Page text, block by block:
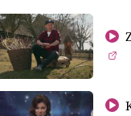
KOZOROH -